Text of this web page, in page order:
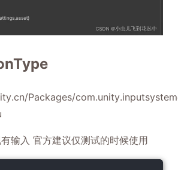
Packages/
输入 官方建议仅测试的时候使用